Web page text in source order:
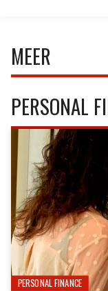
MEER
PERSONAL
PERSONAL FINANCE